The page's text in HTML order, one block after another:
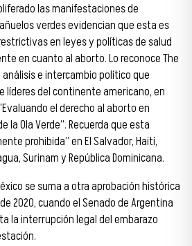
las manifestaciones de
verdes evidencian que esta es
en leyes y políticas de salud
en cuanto al aborto. Lo reconoce The
e intercambio político que
líderes del continente americano, en
el derecho al aborto en
la Ola Verde”. Recuerda que esta
prohibida” en El Salvador, Haití,
Surinam y República Dominicana.
se suma a otra aprobación histórica
2020, cuando el Senado de Argentina
la interrupción legal del embarazo